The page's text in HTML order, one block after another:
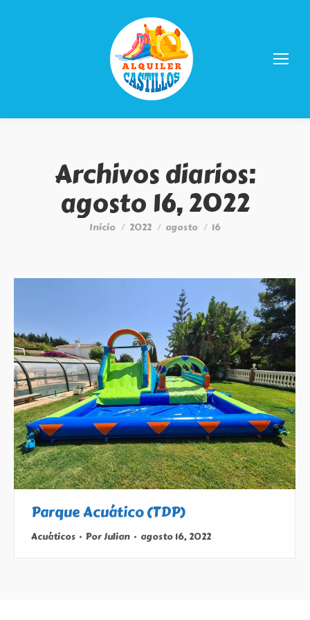
Archivos diarios:
agosto 16, 2022
Estás aquí:
Inicio 2022 agosto 16
Parque Acuático (TDP)
Acuáticos PorJulian agosto 16, 2022